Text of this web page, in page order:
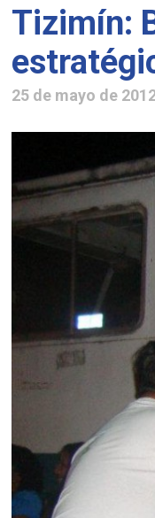
Tizimín:
25 de mayo de